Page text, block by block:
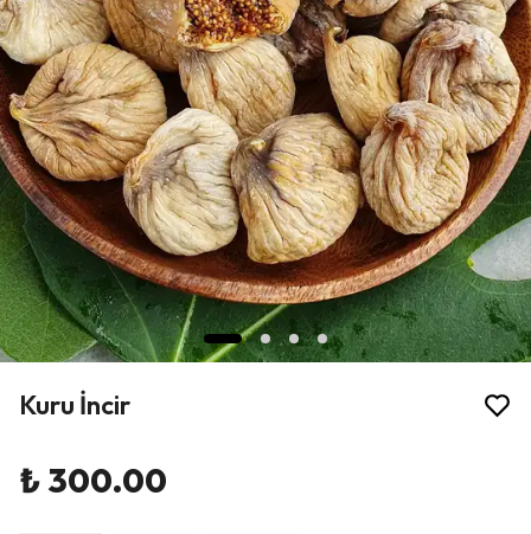
Kuru İncir
₺ 300.00